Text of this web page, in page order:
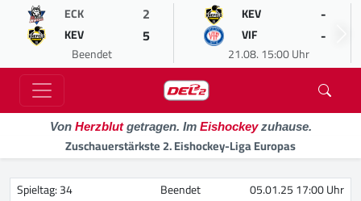
ECK 2
KEV 5
Beendet
KEV -
VIF -
21.08. 15:00 Uhr
Von Herzblutgetragen. Im Eishockeyzuhause.
Zuschauerstärkste 2. Eishockey-Liga Europas
Spieltag: 34 Beendet 05.01.25 17:00 Uhr